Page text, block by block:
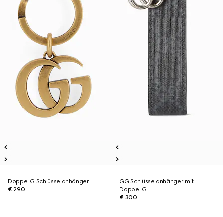
Doppel G Schlüsselanhänger
€ 290
GG Schlüsselanhänger mit
Doppel G
€ 300